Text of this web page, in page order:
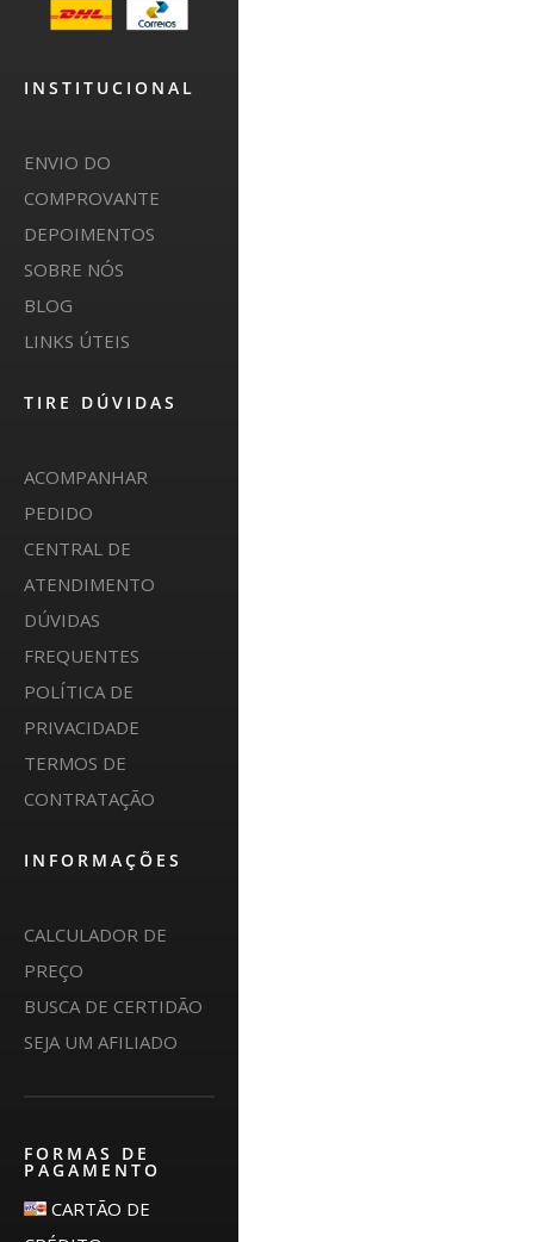
INSTITUCIONAL
ENVIO DO
COMPROVANTE
DEPOIMENTOS
SOBRE NÓS
BLOG
LINKS ÚTEIS
TIRE DÚVIDAS
ACOMPANHAR
PEDIDO
CENTRAL DE
ATENDIMENTO
DÚVIDAS
FREQUENTES
POLÍTICA DE
PRIVACIDADE
TERMOS DE
CONTRATAÇÃO
INFORMAÇÕES
CALCULADOR DE
PREÇO
BUSCA DE CERTIDÃO
SEJA UM AFILIADO
FORMAS DE
PAGAMENTO
CARTÃO DE